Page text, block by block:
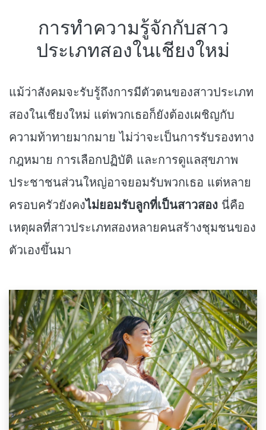
การทำความรู้จักกับสาว
ประเภทสองในเชียงใหม่
แม้ว่าสังคมจะรับรู้ถึงการมีตัวตนของสาวประเภท
สองในเชียงใหม่ แต่พวกเธอก็ยังต้องเผชิญกับ
ความท้าทายมากมาย ไม่ว่าจะเป็นการรับรองทาง
กฎหมาย การเลือกปฏิบัติ และการดูแลสุขภาพ
ประชาชนส่วนใหญ่อาจยอมรับพวกเธอ แต่หลาย
ครอบครัวยังคงไม่ยอมรับลูกที่เป็นสาวสอง นี่คือ
เหตุผลที่สาวประเภทสองหลายคนสร้างชุมชนของ
ตัวเองขึ้นมา